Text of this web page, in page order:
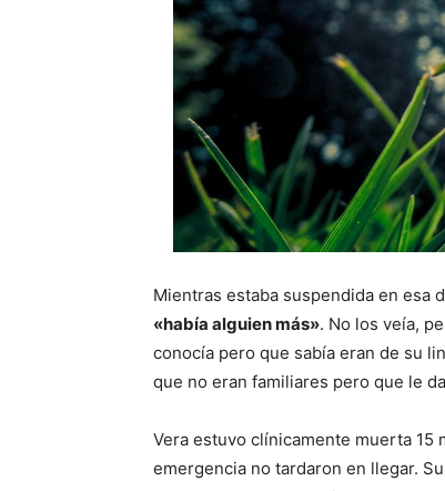
Mientras estaba suspendida en esa
«había alguien más». No los veía,
conocía pero que sabía eran de su
que no eran familiares pero que le
Vera estuvo clínicamente muerta 15
emergencia no tardaron en llegar.